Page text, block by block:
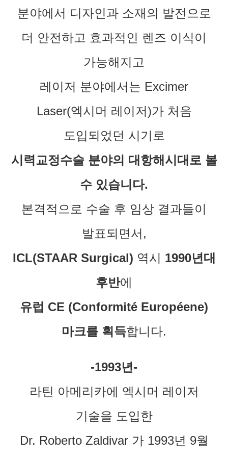
분야에서 디자인과 소재의 발전으로
더 안전하고 효과적인 렌즈 이식이
가능해지고
레이저 분야에서는 Excimer
Laser(엑시머 레이저)가 처음
도입되었던 시기로
시력교정수술 분야의 대항해시대로 볼
수 있습니다.
본격적으로 수술 후 임상 결과들이
발표되면서,
ICL(STAAR Surgical) 역시 1990년대
후반에
유럽 CE (Conformité Européene)
마크를 획득합니다.
-1993년-
라틴 아메리카에 엑시머 레이저
기술을 도입한
Dr. Roberto Zaldivar 가 1993년 9월